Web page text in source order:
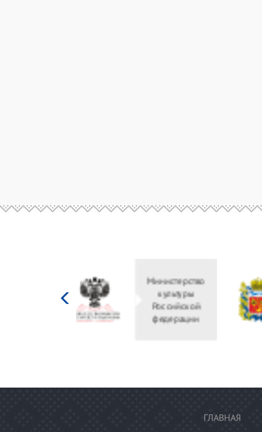
Министерство
культуры
Российской
федерации
ГЛАВНАЯ